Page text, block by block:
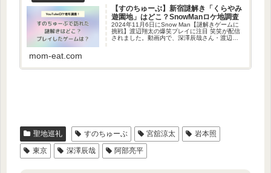
【すのちゅーぶ】新宿謎解き「くらやみ
遊園地」はどこ？SnowManロケ地調査
2024年11月6日にSnow Man【謎解きゲームに
挑戦】渡辺翔太の爆笑プレイに注目 笑笑が配信
されました。動画内で、深澤辰哉さん・渡辺翔
mom-eat.com
聖地巡礼 すのちゅーぶ 宮舘涼太
岩本照
東京
深澤辰哉 阿部亮平